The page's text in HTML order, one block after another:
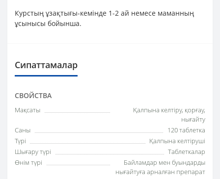
Курстың ұзақтығы-кемінде 1-2 ай немесе маманның
ұсынысы бойынша.
Сипаттамалар
СВОЙСТВА
Мақсаты
Қалпына келтіру, қорғау,
нығайту
Саны
120 таблетка
Түрі
Қалпына келтіруші
Шығару түрі
Таблеткалар
Өнім түрі
Байламдар мен буындарды
нығайтуға арналған препарат